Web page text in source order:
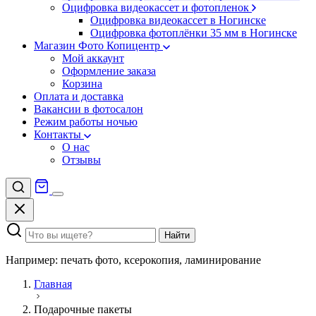
Оцифровка видеокассет и фотопленок
Оцифровка видеокассет в Ногинске
Оцифровка фотоплёнки 35 мм в Ногинске
Магазин Фото Копицентр
Мой аккаунт
Оформление заказа
Корзина
Оплата и доставка
Вакансии в фотосалон
Режим работы ночью
Контакты
О нас
Отзывы
Найти
Например: печать фото, ксерокопия, ламинирование
Главная
Подарочные пакеты